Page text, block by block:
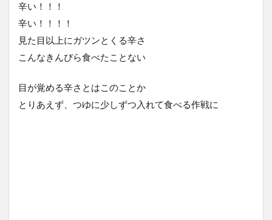
辛い！！！
辛い！！！！
見た目以上にガツンとくる辛さ
こんなきんぴら食べたことない
目が覚める辛さとはこのことか
とりあえず、つゆに少しずつ入れて食べる作戦に